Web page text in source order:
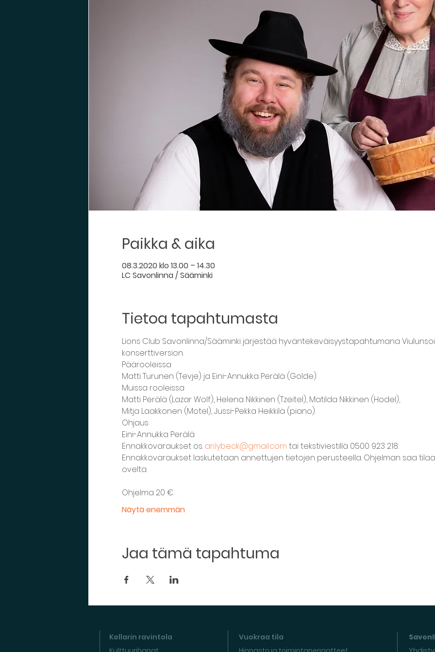
Paikka & aika
08.3.2020 klo 13.00 – 14.30
LC Savonlinna / Sääminki
Tietoa tapahtumasta
Lions Club Savonlinna/Sääminki järjestää hyväntekeväisyystapahtumana
konserttiversion.
Päärooleissa
Matti Turunen (Tevje) ja Eini-Annukka Perälä (Golde)
Muissa rooleissa
Matti Perälä (Lazar Wolf), Helena Nikkinen (Tzeitel), Matilda Nikkinen (Hodel),
Mitja Laakkonen (Motel), Jussi-Pekka Heikkilä (piano).
Ohjaus
Eini-Annukka Perälä
Ennakkovaraukset os. ari.lybeck@gmail.com tai tekstiviestillä 0500 923 218.
Ennakkovaraukset laskutetaan annettujen tietojen perusteella. Ohjelman saa
Ohjelma 20 €.
Näytä enemmän
Jaa tämä tapahtuma
Kellarin ravintola
Vuokraa tila